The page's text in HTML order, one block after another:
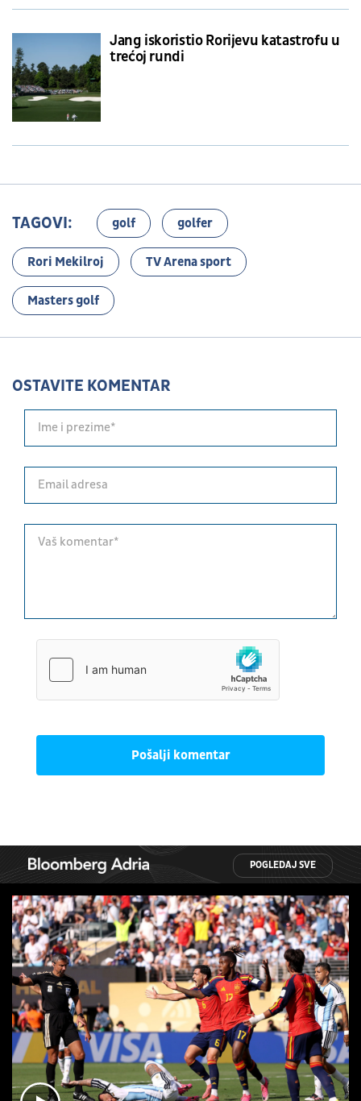
Jang iskoristio Rorijevu katastrofu u
trećoj rundi
TAGOVI: golf golfer
Rori Mekilroj TV Arena sport
Masters golf
OSTAVITE KOMENTAR
Pošalji komentar
POGLEDAJ SVE